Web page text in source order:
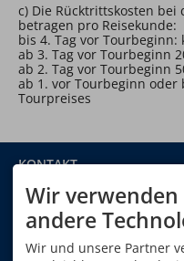
c) Die Rücktrittskosten bei
betragen pro Reisekunde:
bis 4. Tag vor Tourbeginn:
ab 3. Tag vor Tourbeginn
ab 2. Tag vor Tourbeginn
ab 1. vor Tourbeginn
Tourpreises
KONTAKT
Alpinschule Oberstdorf
GmbH & Co. KG
Im Oberen Winkel 12a
87561 Oberstdorf
DEUTSCHLAND
Tel. +49 8322 940 750
Wir verwenden
andere
Wir und unsere Partner